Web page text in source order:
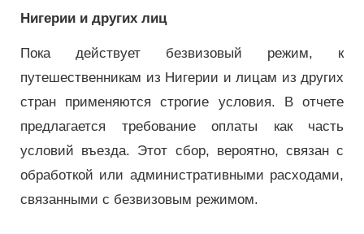
Нигерии и других лиц
Пока действует безвизовый режим, к
путешественникам из Нигерии и лицам из других
стран применяются строгие условия. В отчете
предлагается требование оплаты как часть
условий въезда. Этот сбор, вероятно, связан с
обработкой или административными расходами,
связанными с безвизовым режимом.